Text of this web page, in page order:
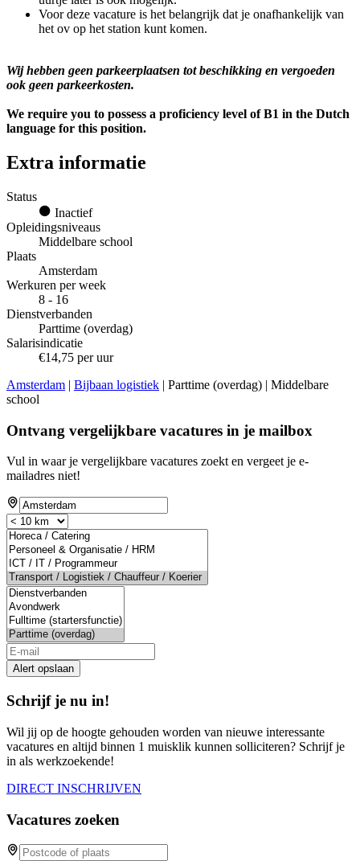
Voor deze vacature is het belangrijk dat je onafhankelijk van
het ov op het station kunt komen.
Wij hebben geen parkeerplaatsen tot beschikking en vergoeden
ook geen parkeerkosten.
We require you to possess a proficiency level of B1 in the Dutch
language for this position.
Extra informatie
Status
Inactief
Opleidingsniveaus
Middelbare school
Plaats
Amsterdam
Werkuren per week
8 - 16
Dienstverbanden
Parttime (overdag)
Salarisindicatie
€14,75 per uur
Amsterdam | Bijbaan logistiek | Parttime (overdag) | Middelbare
school
Ontvang vergelijkbare vacatures in je mailbox
Vul in waar je vergelijkbare vacatures zoekt en vergeet je e-
mailadres niet!
Alert opslaan
Schrijf je nu in!
Wil jij op de hoogte gehouden worden van nieuwe interessante
vacatures en altijd binnen 1 muisklik kunnen solliciteren? Schrijf je
in als werkzoekende!
DIRECT INSCHRIJVEN
Vacatures zoeken